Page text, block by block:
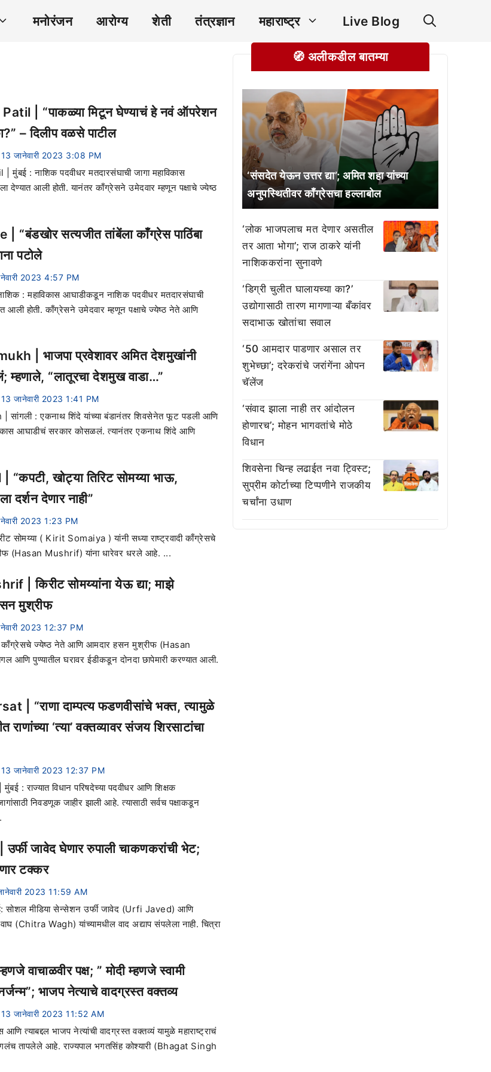
मनोरंजन आरोग्य शेती तंत्रज्ञान महाराष्ट्र Live Blog
| “पाकळ्या मिटून घेण्याचं हे नवं ऑपरेशन
– दिलीप वळसे पाटील
13 जानेवारी 2023 3:08 PM
: नाशिक पदवीधर मतदारसंघाची जागा महाविकास
देण्यात आली होती. यानंतर काँग्रेसने उमेदवार म्हणून पक्षाचे ज्येष्ठ
“बंडखोर सत्यजीत तांबेंला काँग्रेस पाठिंबा
पटोले
2023 4:57 PM
: महाविकास आघाडीकडून नाशिक पदवीधर मतदारसंघाची
आली होती. काँग्रेसने उमेदवार म्हणून पक्षाचे ज्येष्ठ नेते आणि
| भाजपा प्रवेशावर अमित देशमुखांनी
म्हणाले, “लातूरचा देशमुख वाडा…”
13 जानेवारी 2023 1:41 PM
: एकनाथ शिंदे यांच्या बंडानंतर शिवसेनेत फूट पडली आणि
आघाडीचं सरकार कोसळलं. त्यानंतर एकनाथ शिंदे आणि
खोट्या तिरिट सोमय्या भाऊ,
दर्शन देणार नाही”
2023 1:23 PM
सोमय्या ( Kirit Somaiya ) यांनी सध्या राष्ट्रवादी काँग्रेसचे
(Hasan Mushrif) यांना धारेवर धरले आहे. ...
| किरीट सोमय्यांना येऊ द्या; माझे
मुश्रीफ
2023 12:37 PM
काँग्रेसचे ज्येष्ठ नेते आणि आमदार हसन मुश्रीफ (Hasan
आणि पुण्यातील घरावर ईडीकडून दोनदा छापेमारी करण्यात आली.
| “राणा दाम्पत्य फडणवीसांचे भक्त, त्यामुळे
राणांच्या ‘त्या’ वक्तव्यावर संजय शिरसाटांचा
13 जानेवारी 2023 12:37 PM
: राज्यात विधान परिषदेच्या पदवीधर आणि शिक्षक
निवडणूक जाहीर झाली आहे. त्यासाठी सर्वच पक्षाकडून
जावेद घेणार रुपाली चाकणकरांची भेट;
टक्कर
2023 11:59 AM
मीडिया सेन्सेशन उर्फी जावेद (Urfi Javed) आणि
वाघ (Chitra Wagh) यांच्यामधील वाद अद्याप संपलेला नाही. चित्रा
वाचाळवीर पक्ष; ” मोदी म्हणजे स्वामी
भाजप नेत्याचे वादग्रस्त वक्तव्य
13 जानेवारी 2023 11:52 AM
त्याबद्दल भाजप नेत्यांची वादग्रस्त वक्तव्यं यामुळे महाराष्ट्राचं
तापलेले आहे. राज्यपाल भगतसिंह कोश्यारी (Bhagat Singh
🧭 अलीकडील बातम्या
‘संसदेत येऊन उत्तर द्या’; अमित शहा यांच्या
अनुपस्थितीवर काँग्रेसचा हल्लाबोल
‘लोक भाजपलाच मत देणार असतील
तर आता भोगा’; राज ठाकरे यांनी
नाशिककरांना सुनावणे
‘डिग्री चुलीत घालायच्या का?’
उद्योगासाठी तारण मागणाऱ्या बँकांवर
सदाभाऊ खोतांचा सवाल
‘50 आमदार पाडणार असाल तर
शुभेच्छा’; दरेकरांचे जरांगेंना ओपन
चॅलेंज
‘संवाद झाला नाही तर आंदोलन
होणारच’; मोहन भागवतांचे मोठे
विधान
शिवसेना चिन्ह लढाईत नवा ट्विस्ट;
सुप्रीम कोर्टाच्या टिप्पणीने राजकीय
चर्चांना उधाण